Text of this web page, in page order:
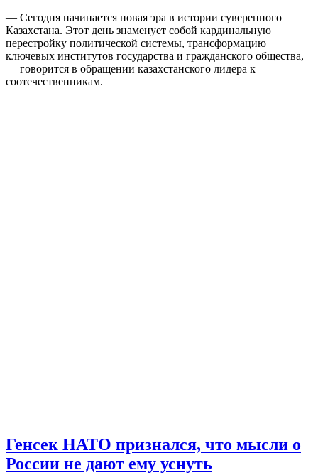
— Сегодня начинается новая эра в истории суверенного
Казахстана. Этот день знаменует собой кардинальную
перестройку политической системы, трансформацию
ключевых институтов государства и гражданского общества,
— говорится в обращении казахстанского лидера к
соотечественникам.
Генсек НАТО признался, что мысли о
России не дают ему уснуть